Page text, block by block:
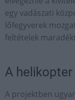
egy vadászati
lőfegyverek
feltételek
A helikopter
A projektben